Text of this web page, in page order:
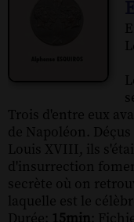
Trois d'entre eux
de Napoléon.
Louis XVIII, ils
d'insurrection
secrète où on
laquelle est le
Durée: 15min;